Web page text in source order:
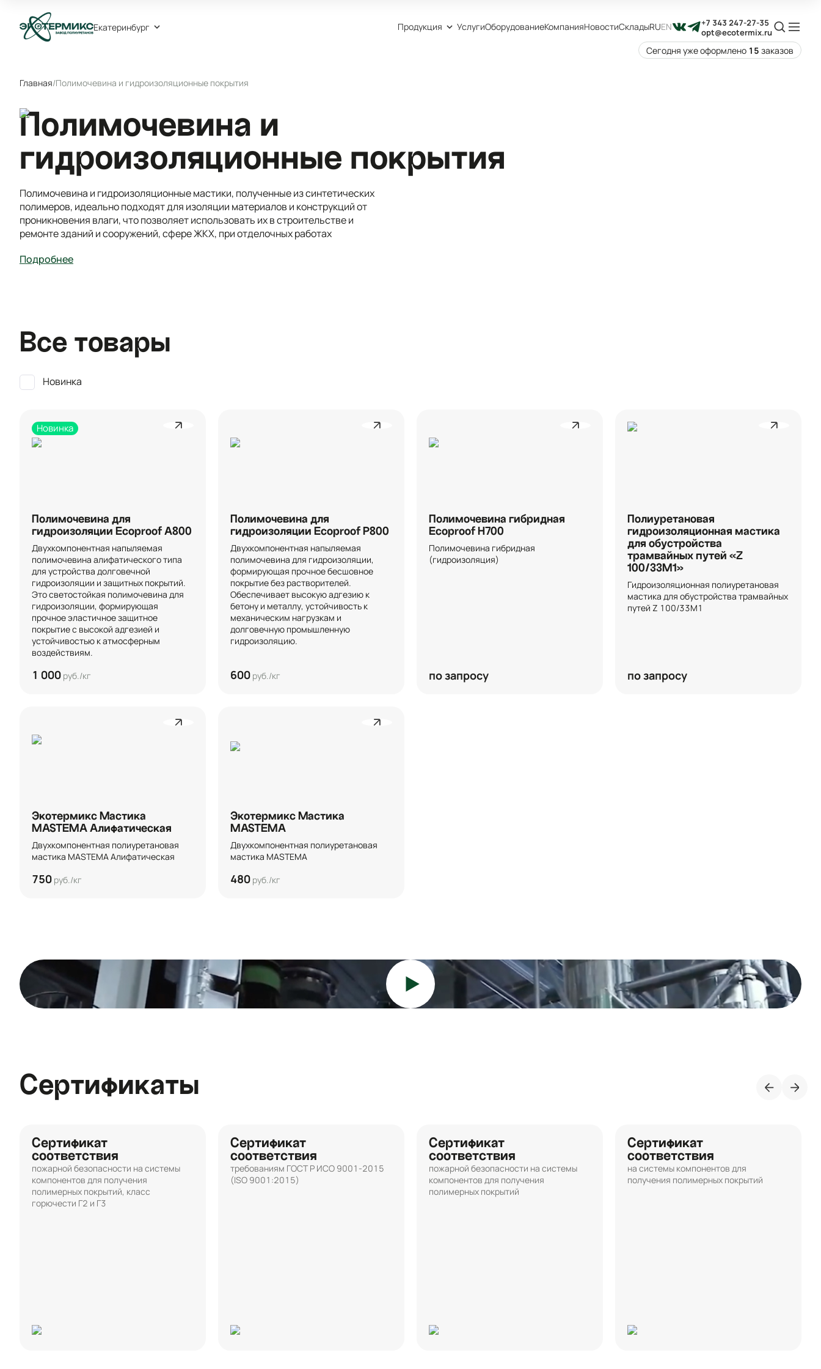
Екатеринбург Продукция УслугиОборудованиеКомпанияНовостиСкладыRUEN
+7 343 247-27-35
opt@ecotermix.ru
Сегодня уже оформлено 15 заказов
Главная/Полимочевина и гидроизоляционные покрытия
Полимочевина и
гидроизоляционные покрытия
Полимочевина и гидроизоляционные мастики, полученные из синтетических
полимеров, идеально подходят для изоляции материалов и конструкций от
проникновения влаги, что позволяет использовать их в строительстве и
ремонте зданий и сооружений, сфере ЖКХ, при отделочных работах
Подробнее
Все товары
Новинка
Новинка
Полимочевина для
гидроизоляции Ecoproof A800
Двухкомпонентная напыляемая
полимочевина алифатического типа
для устройства долговечной
гидроизоляции и защитных покрытий.
Это светостойкая полимочевина для
гидроизоляции, формирующая
прочное эластичное защитное
покрытие с высокой адгезией и
устойчивостью к атмосферным
воздействиям.
1 000 руб./кг
Полимочевина для
гидроизоляции Ecoproof P800
Двухкомпонентная напыляемая
полимочевина для гидроизоляции,
формирующая прочное бесшовное
покрытие без растворителей.
Обеспечивает высокую адгезию к
бетону и металлу, устойчивость к
механическим нагрузкам и
долговечную промышленную
гидроизоляцию.
600 руб./кг
Полимочевина гибридная
Ecoproof Н700
Полимочевина гибридная
(гидроизоляция)
по запросу
Полиуретановая
гидроизоляционная мастика
для обустройства
трамвайных путей «Z
100/33M1»
Гидроизоляционная полиуретановая
мастика для обустройства трамвайных
путей Z 100/33М1
по запросу
Экотермикс Мастика
MASTEMA Алифатическая
Двухкомпонентная полиуретановая
мастика MASTEMA Алифатическая
750 руб./кг
Экотермикс Мастика
MASTEMA
Двухкомпонентная полиуретановая
мастика MASTEMA
480 руб./кг
Сертификаты
Сертификат
соответствия
пожарной безопасности на системы
компонентов для получения
полимерных покрытий, класс
горючести Г2 и Г3
Сертификат
соответствия
требованиям ГОСТ Р ИСО 9001-2015
(ISO 9001:2015)
Сертификат
соответствия
пожарной безопасности на системы
компонентов для получения
полимерных покрытий
Сертификат
соответствия
на системы компонентов для
получения полимерных покрытий